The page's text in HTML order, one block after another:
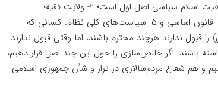
۳- امام خمینی در حوزه سیره و اندیشه به عنوان بنیانگذار ۴- قانون اساسی و ۵- سیاست‌های کلی نظام. کسانی که
بند یک اصل ۱۱۰ قانون اساسی) را قبول ندارند هرچند محترم باشند، اما وقتی قبول ندارند
باشند. اگر خالص‌سازی را حول این چند اصل قرار دهیم،
هم شعاع مردم‌سالاری در تراز و شأن جمهوری اسلامی